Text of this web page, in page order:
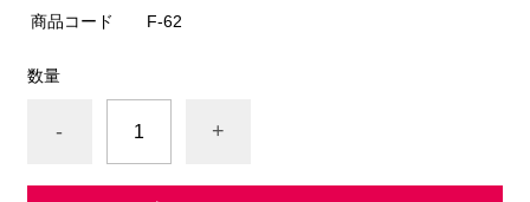
商品コード F-62
数量
- +